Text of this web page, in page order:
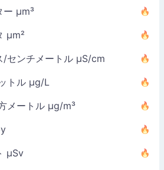
ー µm³
µm²
/センチメートル µS/cm
トル µg/L
メートル µg/m³
µSv